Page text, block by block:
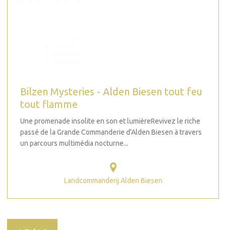
Bilzen Mysteries - Alden Biesen tout feu
tout flamme
Une promenade insolite en son et lumièreRevivez le riche
passé de la Grande Commanderie d'Alden Biesen à travers
un parcours multimédia nocturne...
Landcommanderij Alden Biesen